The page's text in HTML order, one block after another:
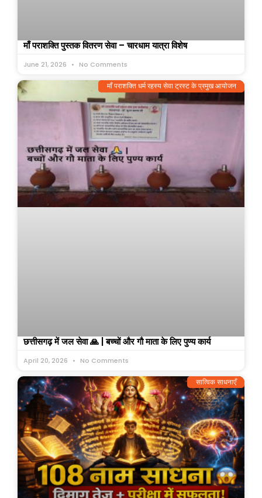
माँ पराशक्ति पुस्तक वितरण सेवा – चारधाम यात्रा विशेष
June 21, 2026 No Comments
माँ पराशक्ति धर्म रहस्य सेवा ट्रस्ट के प्रमुख आयोजन
छत्तीसगढ़ में जल सेवा 🙏 | बच्चों और गौ माता के लिए पुण्य कार्य
April 20, 2026 No Comments
सात्विक साधनाएँ